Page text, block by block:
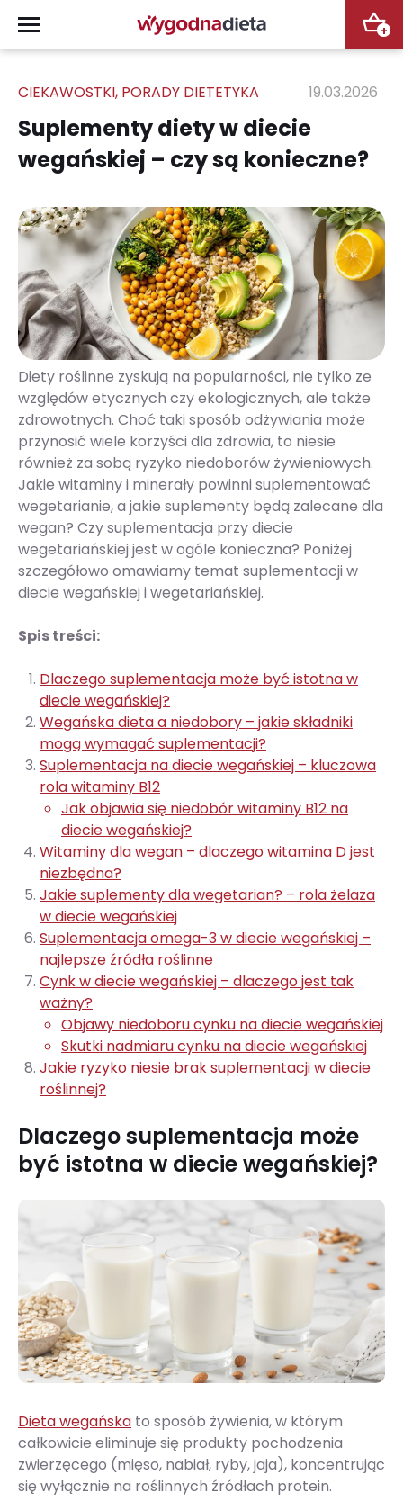
+
CIEKAWOSTKI, PORADY DIETETYKA 19.03.2026
Suplementy diety w diecie
wegańskiej – czy są konieczne?
Diety roślinne zyskują na popularności, nie tylko ze
względów etycznych czy ekologicznych, ale także
zdrowotnych. Choć taki sposób odżywiania może
przynosić wiele korzyści dla zdrowia, to niesie
również za sobą ryzyko niedoborów żywieniowych.
Jakie witaminy i minerały powinni suplementować
wegetarianie, a jakie suplementy będą zalecane dla
wegan? Czy suplementacja przy diecie
wegetariańskiej jest w ogóle konieczna? Poniżej
szczegółowo omawiamy temat suplementacji w
diecie wegańskiej i wegetariańskiej.
Spis treści:
Dlaczego suplementacja może być istotna w
diecie wegańskiej?
Wegańska dieta a niedobory – jakie składniki
mogą wymagać suplementacji?
Suplementacja na diecie wegańskiej – kluczowa
rola witaminy B12
Jak objawia się niedobór witaminy B12 na
diecie wegańskiej?
Witaminy dla wegan – dlaczego witamina D jest
niezbędna?
Jakie suplementy dla wegetarian? – rola żelaza
w diecie wegańskiej
Suplementacja omega-3 w diecie wegańskiej –
najlepsze źródła roślinne
Cynk w diecie wegańskiej – dlaczego jest tak
ważny?
Objawy niedoboru cynku na diecie wegańskiej
Skutki nadmiaru cynku na diecie wegańskiej
Jakie ryzyko niesie brak suplementacji w diecie
roślinnej?
Dlaczego suplementacja może
być istotna w diecie wegańskiej?
Dieta wegańska to sposób żywienia, w którym
całkowicie eliminuje się produkty pochodzenia
zwierzęcego (mięso, nabiał, ryby, jaja), koncentrując
się wyłącznie na roślinnych źródłach protein.